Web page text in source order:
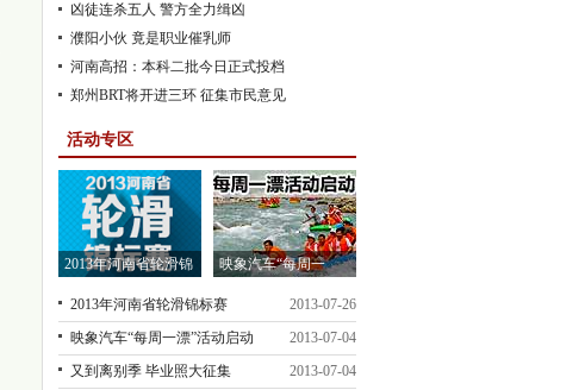
凶徒连杀五人 警方全力缉凶
濮阳小伙 竟是职业催乳师
河南高招：本科二批今日正式投档
郑州BRT将开进三环 征集市民意见
活动专区
2013年河南省轮滑锦
映象汽车“每周一
2013年河南省轮滑锦标赛
2013-07-26
映象汽车“每周一漂”活动启动
2013-07-04
又到离别季 毕业照大征集
2013-07-04